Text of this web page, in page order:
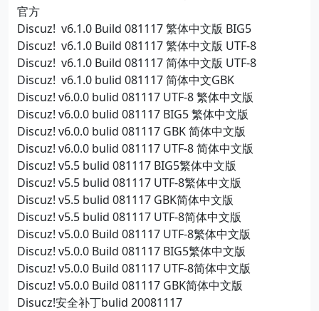
官方
Discuz! v6.1.0 Build 081117 繁体中文版 BIG5
Discuz! v6.1.0 Build 081117 繁体中文版 UTF-8
Discuz! v6.1.0 Build 081117 简体中文版 UTF-8
Discuz! v6.1.0 bulid 081117 简体中文GBK
Discuz! v6.0.0 bulid 081117 UTF-8 繁体中文版
Discuz! v6.0.0 bulid 081117 BIG5 繁体中文版
Discuz! v6.0.0 bulid 081117 GBK 简体中文版
Discuz! v6.0.0 bulid 081117 UTF-8 简体中文版
Discuz! v5.5 bulid 081117 BIG5繁体中文版
Discuz! v5.5 bulid 081117 UTF-8繁体中文版
Discuz! v5.5 bulid 081117 GBK简体中文版
Discuz! v5.5 bulid 081117 UTF-8简体中文版
Discuz! v5.0.0 Build 081117 UTF-8繁体中文版
Discuz! v5.0.0 Build 081117 BIG5繁体中文版
Discuz! v5.0.0 Build 081117 UTF-8简体中文版
Discuz! v5.0.0 Build 081117 GBK简体中文版
Disucz!安全补丁bulid 20081117